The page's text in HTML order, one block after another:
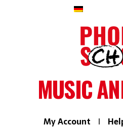
MUSIC
My Account